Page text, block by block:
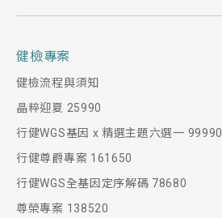
健檢專案
健檢流程與須知
晶粹迎夏 25990
行健WGS基因 x 精選主題六選一 99990
行健尊爵專案 161650
行健WGS全基因定序解碼 78680
尊榮專案 138520